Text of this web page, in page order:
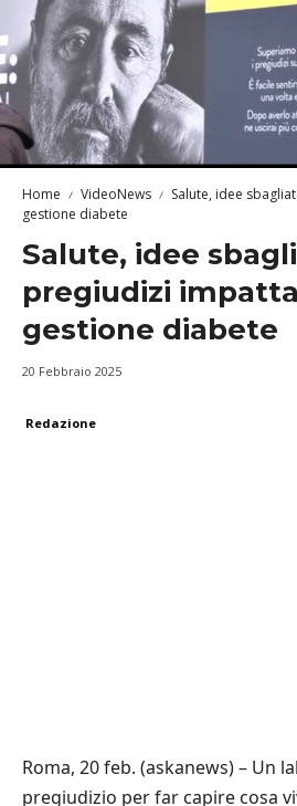
Home VideoNews
Salute, idee
gestione diabete
Salute, idee
pregiudizi
gestione diabete
20 Febbraio 2025
Redazione
Roma, 20 feb. (askanews) – Un
pregiudizio per far capire cosa